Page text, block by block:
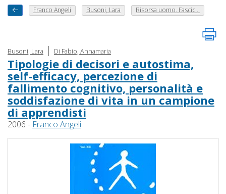
Franco Angeli Busoni, Lara Risorsa uomo. Fascic...
Busoni, Lara | Di Fabio, Annamaria
Tipologie di decisori e autostima,
self-efficacy, percezione di
fallimento cognitivo, personalità e
soddisfazione di vita in un campione
di apprendisti
2006 - Franco Angeli